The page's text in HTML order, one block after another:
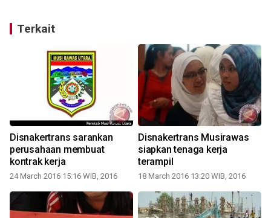
Terkait
Disnakertrans sarankan
perusahaan membuat
kontrak kerja
24 March 2016 15:16 WIB, 2016
Disnakertrans Musirawas
siapkan tenaga kerja
terampil
18 March 2016 13:20 WIB, 2016